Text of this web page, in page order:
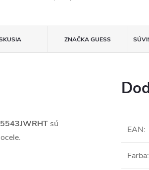
ZNAČKAGUESS
sú
EAN:
Farba: